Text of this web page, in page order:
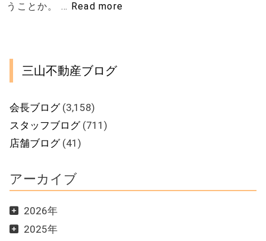
うことか。 … Read more
三山不動産ブログ
会長ブログ(3,158)
スタッフブログ(711)
店舗ブログ(41)
アーカイブ
2026年
2025年